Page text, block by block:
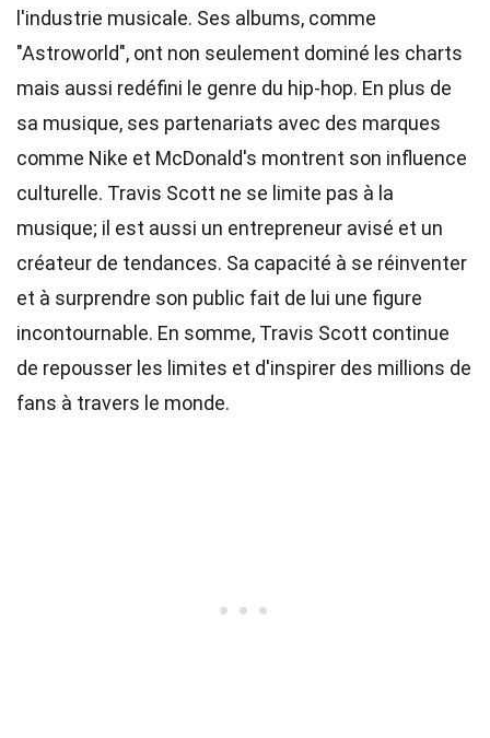
l'industrie musicale. Ses albums, comme
"Astroworld", ont non seulement dominé les charts
mais aussi redéfini le genre du hip-hop. En plus de
sa musique, ses partenariats avec des marques
comme Nike et McDonald's montrent son influence
culturelle. Travis Scott ne se limite pas à la
musique; il est aussi un entrepreneur avisé et un
créateur de tendances. Sa capacité à se réinventer
et à surprendre son public fait de lui une figure
incontournable. En somme, Travis Scott continue
de repousser les limites et d'inspirer des millions de
fans à travers le monde.